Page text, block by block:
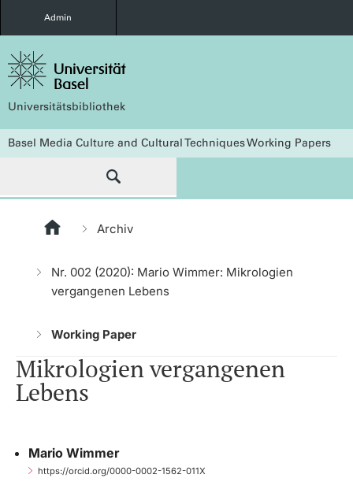
Admin
Universitätsbibliothek
Basel Media Culture and Cultural Techniques Working Papers
Archiv
Nr. 002 (2020): Mario Wimmer: Mikrologien
vergangenen Lebens
Working Paper
Mikrologien vergangenen
Lebens
Mario Wimmer
https://orcid.org/0000-0002-1562-011X